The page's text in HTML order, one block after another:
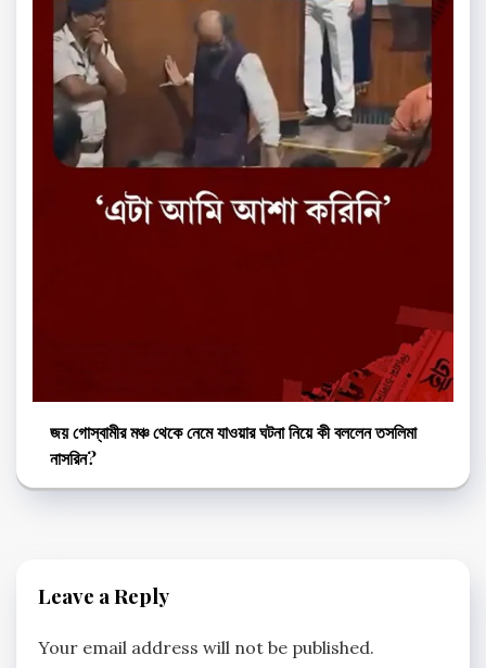
জয় গোস্বামীর মঞ্চ থেকে নেমে যাওয়ার ঘটনা নিয়ে কী বললেন তসলিমা
নাসরিন?
Leave a Reply
Your email address will not be published.